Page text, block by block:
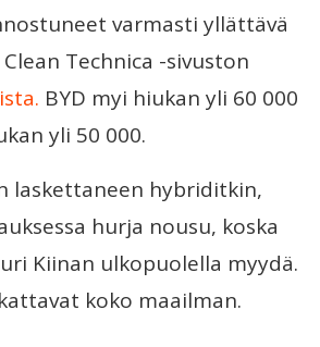
varmasti yllättävä
Technica -sivuston
BYD myi hiukan yli 60 000
yli 50 000.
laskettaneen hybriditkin,
hurja nousu, koska
Kiinan ulkopuolella myydä.
koko maailman.